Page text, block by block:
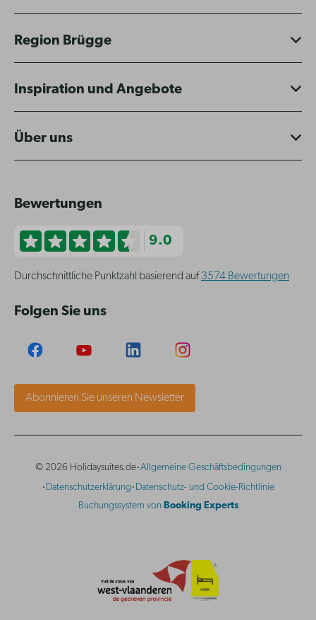
Region Brügge
Inspiration und Angebote
Über uns
Bewertungen
9.0
Durchschnittliche Punktzahl basierend auf 3574 Bewertungen
Folgen Sie uns
Abonnieren Sie unseren Newsletter
© 2026 Holidaysuites.de·Allgemeine Geschäftsbedingungen
· Datenschutzerklärung · Datenschutz- und Cookie-Richtlinie
Buchungssystem von Booking Experts